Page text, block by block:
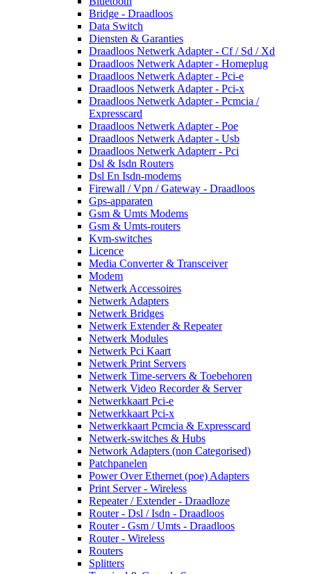
Bridge - Draadloos
Data Switch
Diensten & Garanties
Draadloos Netwerk Adapter - Cf / Sd / Xd
Draadloos Netwerk Adapter - Homeplug
Draadloos Netwerk Adapter - Pci-e
Draadloos Netwerk Adapter - Pci-x
Draadloos Netwerk Adapter - Pcmcia /
Expresscard
Draadloos Netwerk Adapter - Poe
Draadloos Netwerk Adapter - Usb
Draadloos Netwerk Adapterr - Pci
Dsl & Isdn Routers
Dsl En Isdn-modems
Firewall / Vpn / Gateway - Draadloos
Gps-apparaten
Gsm & Umts Modems
Gsm & Umts-routers
Kvm-switches
Licence
Media Converter & Transceiver
Modem
Netwerk Accessoires
Netwerk Adapters
Netwerk Bridges
Netwerk Extender & Repeater
Netwerk Modules
Netwerk Pci Kaart
Netwerk Print Servers
Netwerk Time-servers & Toebehoren
Netwerk Video Recorder & Server
Netwerkkaart Pci-e
Netwerkkaart Pci-x
Netwerkkaart Pcmcia & Expresscard
Netwerk-switches & Hubs
Network Adapters (non Categorised)
Patchpanelen
Power Over Ethernet (poe) Adapters
Print Server - Wireless
Repeater / Extender - Draadloze
Router - Dsl / Isdn - Draadloos
Router - Gsm / Umts - Draadloos
Router - Wireless
Routers
Splitters